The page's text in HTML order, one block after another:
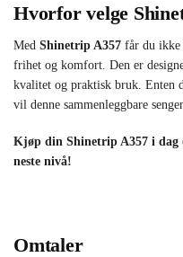
Hvorfor velge
Med Shinetrip A357 får du ikke
frihet og komfort. Den er
kvalitet og praktisk bruk. Enten
vil denne sammenleggbare
Kjøp din Shinetrip A357 i dag
neste nivå!
Omtaler